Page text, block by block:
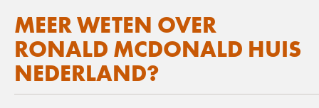
MEER WETEN OVER
RONALD MCDONALD HUIS
NEDERLAND?